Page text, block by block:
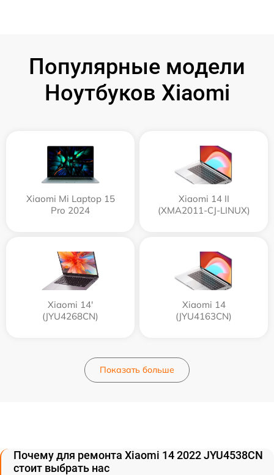
Популярные модели
Ноутбуков Xiaomi
Xiaomi Mi Laptop 15
Pro 2024
Xiaomi 14 II
(XMA2011-CJ-LINUX)
Xiaomi 14'
(JYU4268CN)
Xiaomi 14
(JYU4163CN)
Показать больше
Почему для ремонта Xiaomi 14 2022 JYU4538CN
стоит выбрать нас